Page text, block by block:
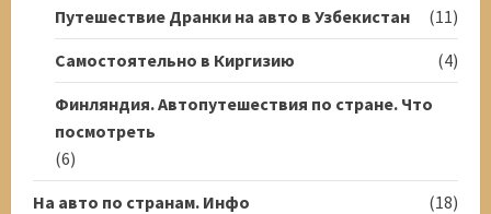
Путешествие Дранки на авто в Узбекистан
(11)
Самостоятельно в Киргизию
(4)
Финляндия. Автопутешествия по стране. Что
посмотреть
(6)
На авто по странам. Инфо
(18)